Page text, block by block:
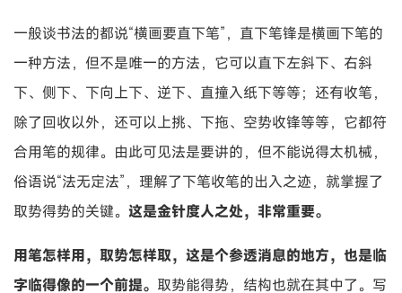
一般谈书法的都说“横画要直下笔”，直下笔锋是横画下笔的
一种方法，但不是唯一的方法，它可以直下左斜下、右斜
下、侧下、下向上下、逆下、直撞入纸下等等；还有收笔，
除了回收以外，还可以上挑、下拖、空势收锋等等，它都符
合用笔的规律。由此可见法是要讲的，但不能说得太机械，
俗语说“法无定法”，理解了下笔收笔的出入之迹，就掌握了
取势得势的关键。 这是金针度人之处，非常重要。
用笔怎样用，取势怎样取，这是个参透消息的地方，也是临
字临得像的一个前提。 取势能得势，结构也就在其中了。写